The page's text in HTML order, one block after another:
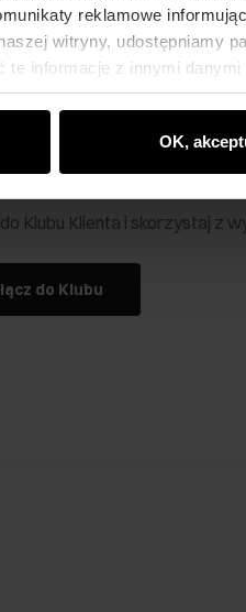
reklamowe
witryny, udostępniamy
te informacje z innymi
OK,
Ochnik
do Klubu Klienta i skorzystaj z
do Klubu